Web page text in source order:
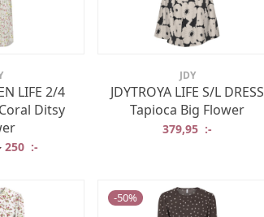
LIFE 2/4
Ditsy
Det ursprungliga priset var: 499,95 :-.
250 :-Det nuvarande priset är: 250 :-.
JDY
JDYTROYA LIFE S/L DRESS
Tapioca Big Flower
379,95 :-
-50%